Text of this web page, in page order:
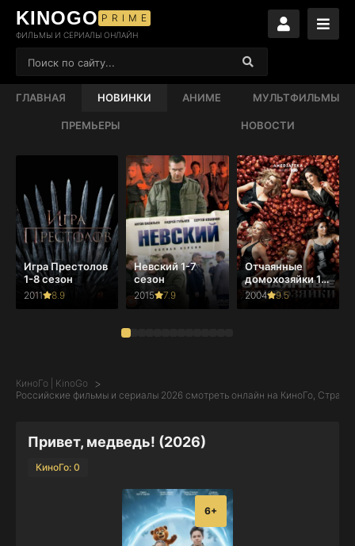
KINOGO PRIME
ФИЛЬМЫ И СЕРИАЛЫ ОНЛАЙН
ГЛАВНАЯ НОВИНКИ АНИМЕ МУЛЬТФИЛЬМЫ
ПРЕМЬЕРЫ НОВОСТИ
Игра Престолов
1-8 сезон
2011 8.9
Невский 1-7
сезон
2015 7.9
Отчаянные
домохозяйки 1-
8 сезон
2004 9.5
КиноГо | KinoGo
Российские фильмы и сериалы 2026 смотреть онлайн на КиноГо,
Привет, медведь! (2026)
КиноГо: 0
6+